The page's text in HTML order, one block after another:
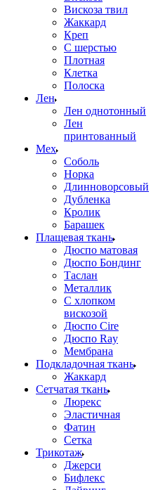
Вискоза твил
Жаккард
Креп
С шерстью
Плотная
Клетка
Полоска
Лен
Лен однотонный
Лен
принтованный
Мех
Соболь
Норка
Длинноворсовый
Дубленка
Кролик
Барашек
Плащевая ткань
Дюспо матовая
Дюспо Бондинг
Таслан
Металлик
С хлопком
вискозой
Дюспо Cire
Дюспо Ray
Мембрана
Подкладочная ткань
Жаккард
Сетчатая ткань
Люрекс
Эластичная
Фатин
Сетка
Трикотаж
Джерси
Бифлекс